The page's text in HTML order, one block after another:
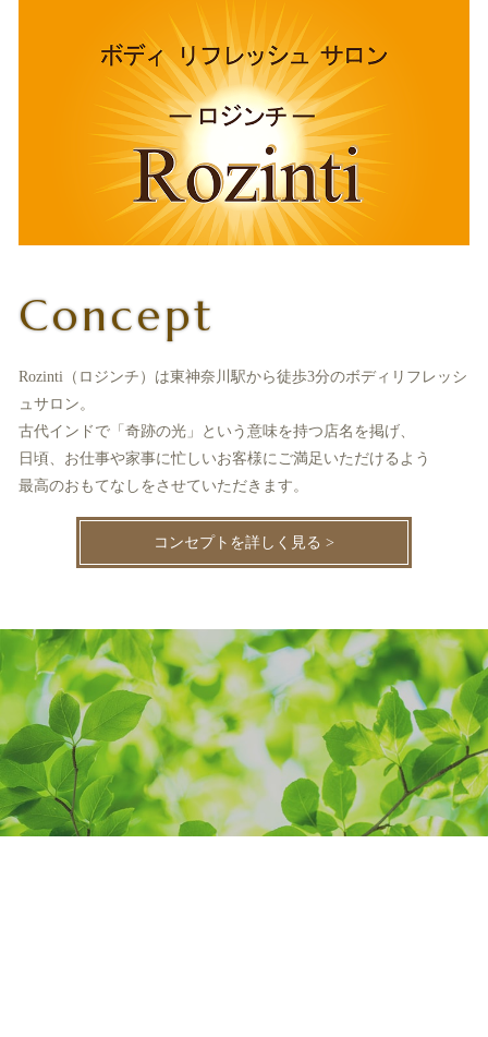
Concept
Rozinti（ロジンチ）は東神奈川駅から徒歩3分のボディリフレッシ
ュサロン。
古代インドで「奇跡の光」という意味を持つ店名を掲げ、
日頃、お仕事や家事に忙しいお客様にご満足いただけるよう
最高のおもてなしをさせていただきます。
コンセプトを詳しく見る >